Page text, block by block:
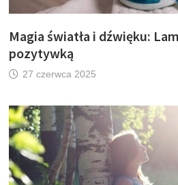
Magia światła i dźwięku:
pozytywką
27 czerwca 2025